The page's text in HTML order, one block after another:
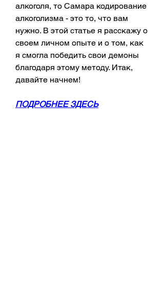
алкоголя, то Самара кодирование
алкоголизма - это то, что вам
нужно. В этой статье я расскажу о
своем личном опыте и о том, как
я смогла победить свои демоны
благодаря этому методу. Итак,
давайте начнем!
ПОДРОБНЕЕ ЗДЕСЬ